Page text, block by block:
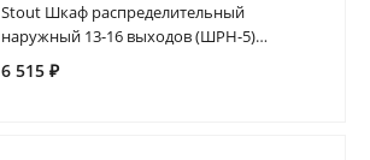
Stout Шкаф распределительный
наружный 13-16 выходов (ШРН-5)
651х120х1004
6 515 ₽